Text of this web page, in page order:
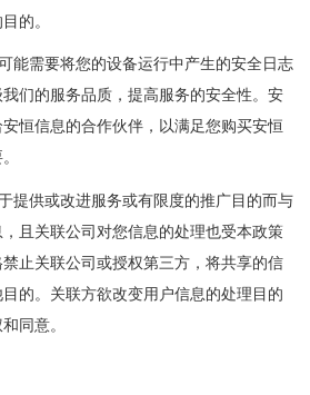
的。
能需要将您的设备运行中产生的安全日志
们的服务品质，提高服务的安全性。安
恒信息的合作伙伴，以满足您购买安恒
提供或改进服务或有限度的推广目的而与
且关联公司对您信息的处理也受本政策
止关联公司或授权第三方，将共享的信
的。关联方欲改变用户信息的处理目的
同意。